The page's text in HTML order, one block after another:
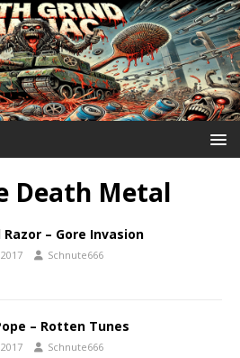
Death Metal
Razor ‎– Gore Invasion
Schnute666
‎– Rotten Tunes
Schnute666